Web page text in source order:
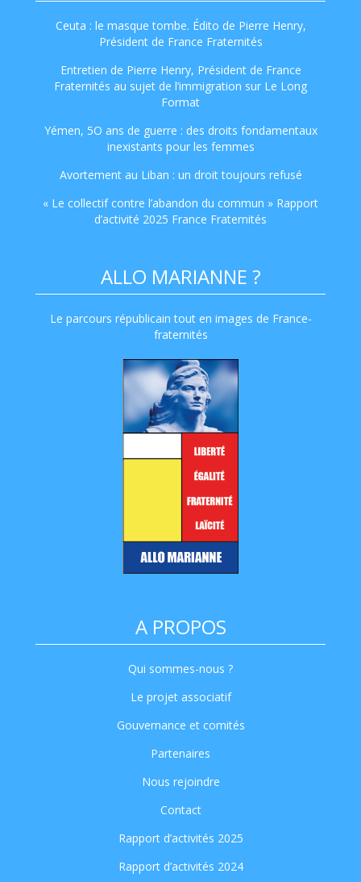
Ceuta : le masque tombe. Édito de Pierre Henry,
Président de France Fraternités
Entretien de Pierre Henry, Président de France
Fraternités au sujet de l’immigration sur Le Long
Format
Yémen, 5O ans de guerre : des droits fondamentaux
inexistants pour les femmes
Avortement au Liban : un droit toujours refusé
« Le collectif contre l’abandon du commun » Rapport
d’activité 2025 France Fraternités
ALLO MARIANNE ?
Le parcours républicain tout en images de France-
fraternités
A PROPOS
Qui sommes-nous ?
Le projet associatif
Gouvernance et comités
Partenaires
Nous rejoindre
Contact
Rapport d’activités 2025
Rapport d’activités 2024